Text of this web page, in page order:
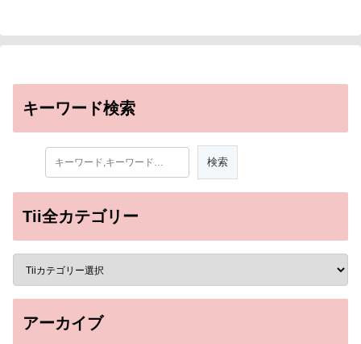
キーワード検索
Tii全カテゴリー
アーカイブ